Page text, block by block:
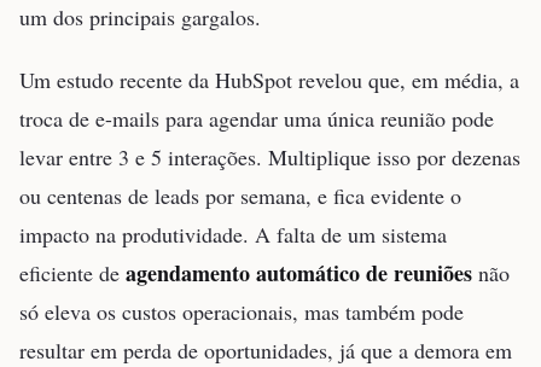
um dos principais gargalos.
Um estudo recente da HubSpot revelou que, em média, a
troca de e-mails para agendar uma única reunião pode
levar entre 3 e 5 interações. Multiplique isso por dezenas
ou centenas de leads por semana, e fica evidente o
impacto na produtividade. A falta de um sistema
eficiente de agendamento automático de reuniões não
só eleva os custos operacionais, mas também pode
resultar em perda de oportunidades, já que a demora em